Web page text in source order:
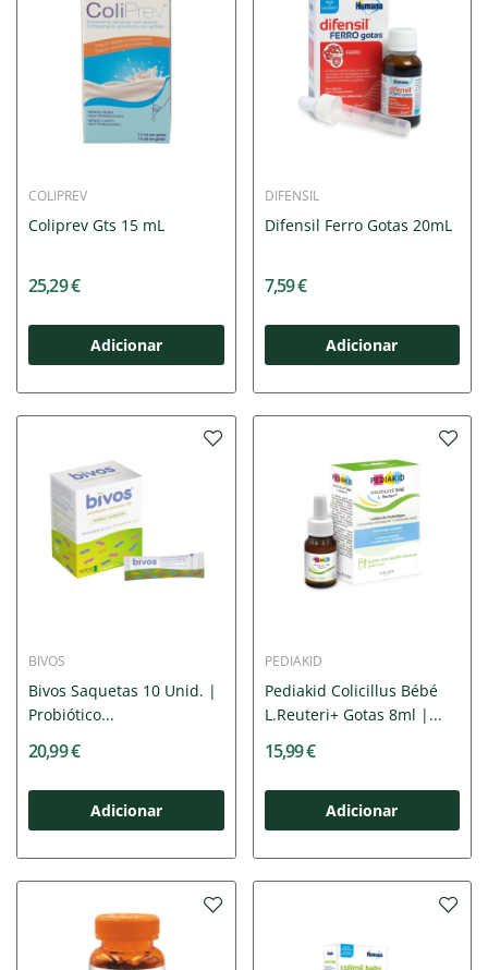
COLIPREV
Coliprev Gts 15 mL
25,29 €
Adicionar
DIFENSIL
Difensil Ferro Gotas 20mL
7,59 €
Adicionar
BIVOS
Bivos Saquetas 10 Unid. |
Probiótico...
20,99 €
Adicionar
PEDIAKID
Pediakid Colicillus Bébé
L.Reuteri+ Gotas 8ml |...
15,99 €
Adicionar